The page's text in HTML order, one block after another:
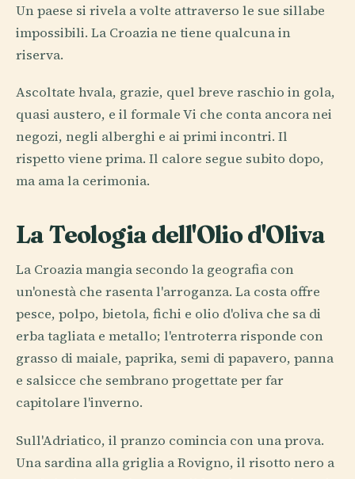
Un paese si rivela a volte attraverso le sue sillabe
impossibili. La Croazia ne tiene qualcuna in
riserva.
Ascoltate hvala, grazie, quel breve raschio in gola,
quasi austero, e il formale Vi che conta ancora nei
negozi, negli alberghi e ai primi incontri. Il
rispetto viene prima. Il calore segue subito dopo,
ma ama la cerimonia.
La Teologia dell'Olio d'Oliva
La Croazia mangia secondo la geografia con
un'onestà che rasenta l'arroganza. La costa offre
pesce, polpo, bietola, fichi e olio d'oliva che sa di
erba tagliata e metallo; l'entroterra risponde con
grasso di maiale, paprika, semi di papavero, panna
e salsicce che sembrano progettate per far
capitolare l'inverno.
Sull'Adriatico, il pranzo comincia con una prova.
Una sardina alla griglia a Rovigno, il risotto nero a